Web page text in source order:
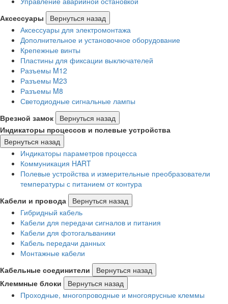
Аксессуары
Вернуться назад
Аксессуары для электромонтажа
Дополнительное и установочное оборудование
Крепежные винты
Пластины для фиксации выключателей
Разъемы M12
Разъемы M23
Разъемы M8
Светодиодные сигнальные лампы
Врезной замок
Вернуться назад
Индикаторы процессов и полевые устройства
Вернуться назад
Индикаторы параметров процесса
Коммуникация HART
Полевые устройства и измерительные преобразователи
температуры с питанием от контура
Кабели и провода
Вернуться назад
Гибридный кабель
Кабели для передачи сигналов и питания
Кабели для фотогальваники
Кабель передачи данных
Монтажные кабели
Кабельные соединители
Вернуться назад
Клеммные блоки
Вернуться назад
Проходные, многопроводные и многоярусные клеммы